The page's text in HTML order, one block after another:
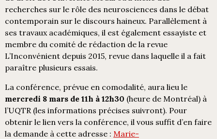
recherches sur le rôle des neurosciences dans le débat
contemporain sur le discours haineux. Parallèlement à
ses travaux académiques, il est également essayiste et
membre du comité de rédaction de la revue
L’Inconvénient depuis 2015, revue dans laquelle il a fait
paraître plusieurs essais.
La conférence, prévue en comodalité, aura lieu le
mercredi 8 mars de 11h à 12h30 (heure de Montréal) à
l’UQTR (les informations précises suivront). Pour
obtenir le lien vers la conférence, il vous suffit d’en faire
la demande à cette adresse : Marie-